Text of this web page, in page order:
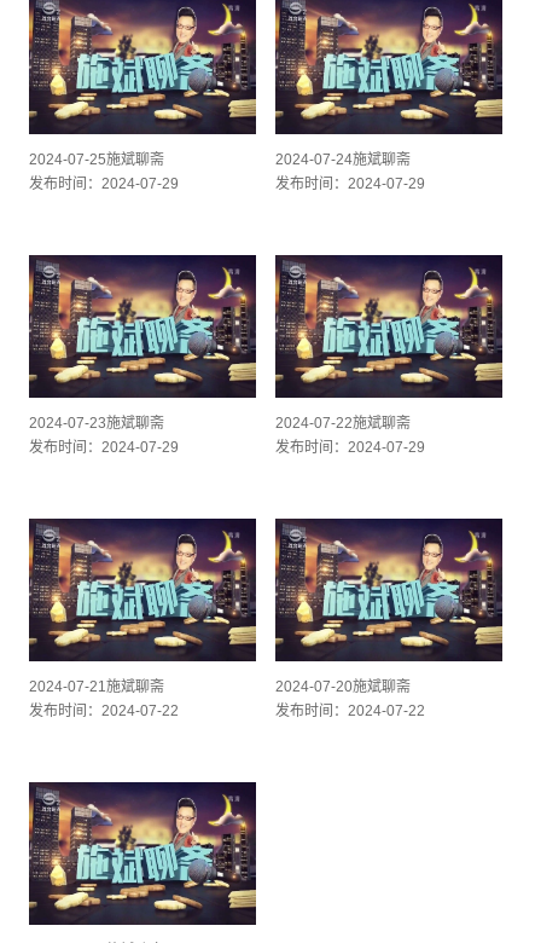
2024-07-25施斌聊斋
发布时间：2024-07-29
2024-07-24施斌聊斋
发布时间：2024-07-29
2024-07-23施斌聊斋
发布时间：2024-07-29
2024-07-22施斌聊斋
发布时间：2024-07-29
2024-07-21施斌聊斋
发布时间：2024-07-22
2024-07-20施斌聊斋
发布时间：2024-07-22